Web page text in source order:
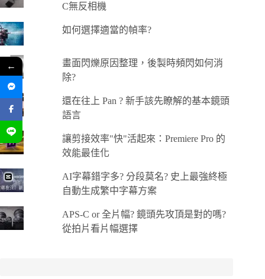
C無反相機
如何選擇適當的幀率?
畫面閃爍原因整理，後製時頻閃如何消
除?
還在往上 Pan ? 新手該先瞭解的基本鏡頭
語言
讓剪接效率"快"活起來：Premiere Pro 的
效能最佳化
AI字幕錯字多? 分段莫名? 史上最強終極
自動生成繁中字幕方案
APS-C or 全片幅? 鏡頭先攻頂是對的嗎?
從拍片看片幅選擇
←